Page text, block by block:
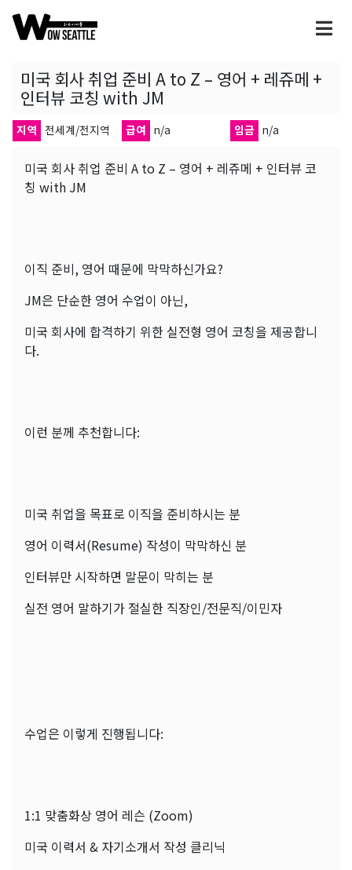
미국 회사 취업 준비 A to Z – 영어 + 레쥬메 +
인터뷰 코칭 with JM
지역 전세계/전지역 급여 n/a 임금 n/a
미국 회사 취업 준비 A to Z – 영어 + 레쥬메 + 인터뷰 코
칭 with JM
이직 준비, 영어 때문에 막막하신가요?
JM은 단순한 영어 수업이 아닌,
미국 회사에 합격하기 위한 실전형 영어 코칭을 제공합니
다.
이런 분께 추천합니다:
미국 취업을 목표로 이직을 준비하시는 분
영어 이력서(Resume) 작성이 막막하신 분
인터뷰만 시작하면 말문이 막히는 분
실전 영어 말하기가 절실한 직장인/전문직/이민자
수업은 이렇게 진행됩니다:
1:1 맞춤화상 영어 레슨 (Zoom)
미국 이력서 & 자기소개서 작성 클리닉